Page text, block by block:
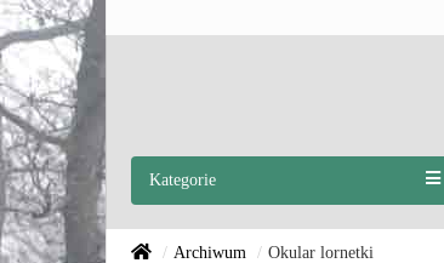
Kategorie
Archiwum Okular lornetki